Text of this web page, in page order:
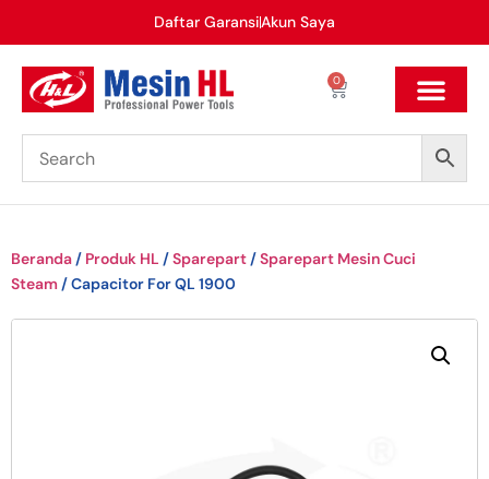
Daftar GaransiAkun Saya
0
Beranda / Produk HL /Sparepart /Sparepart Mesin Cuci
Steam / Capacitor For QL 1900